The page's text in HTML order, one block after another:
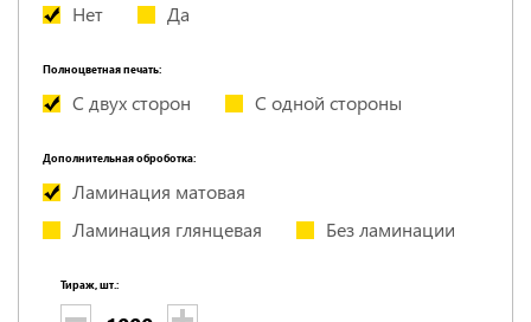
Нет Да
Полноцветная печать:
С двух сторон С одной стороны
Дополнительная оброботка:
Ламинация матовая
Ламинация глянцевая
Без ламинации
Тираж, шт.: